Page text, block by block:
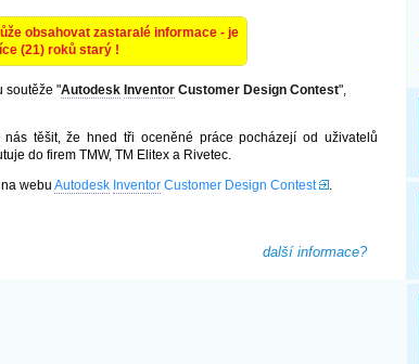
obsahovat zastaralé informace - je
(21) roků starý !
soutěže "Autodesk Inventor Customer Design Contest",
těšit, že hned tři oceněné práce pocházejí od uživatelů
do firem TMW, TM Elitex a Rivetec.
webu Autodesk Inventor Customer Design Contest .
další informace?